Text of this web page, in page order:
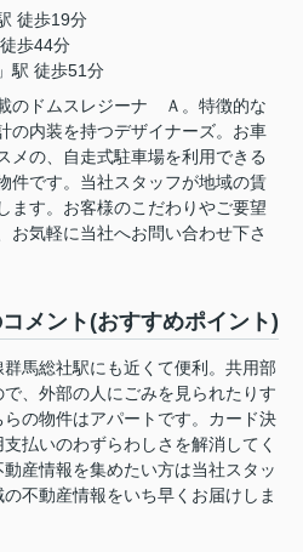
徒歩19分
徒歩44分
」駅 徒歩51分
のドムスレジーナ Ａ。特徴的な
の内装を持つデザイナーズ。お車
メの、自走式駐車場を利用できる
件です。当社スタッフが地域の賃
ます。お客様のこだわりやご要望
お気軽に当社へお問い合わせ下さ
メント(おすすめポイント)
馬総社駅にも近くて便利。共用部
、外部の人にごみを見られたりす
の物件はアパートです。カード決
払いのわずらわしさを解消してく
産情報を集めたい方は当社スタッ
不動産情報をいち早くお届けしま